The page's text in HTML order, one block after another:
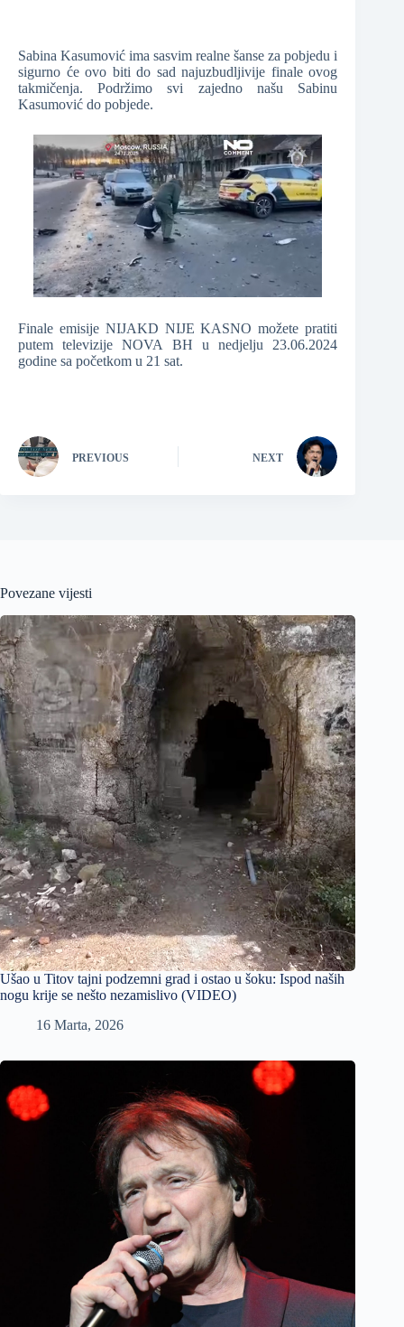
Sabina Kasumović ima sasvim realne šanse za pobjedu i
sigurno će ovo biti do sad najuzbudljivije finale ovog
takmičenja. Podržimo svi zajedno našu Sabinu
Kasumović do pobjede.
Finale emisije NIJAKD NIJE KASNO možete pratiti
putem televizije NOVA BH u nedjelju 23.06.2024
godine sa početkom u 21 sat.
PREVIOUS NEXT
Povezane vijesti
Ušao u Titov tajni podzemni grad i ostao u šoku: Ispod naših
nogu krije se nešto nezamislivo (VIDEO)
16 Marta, 2026